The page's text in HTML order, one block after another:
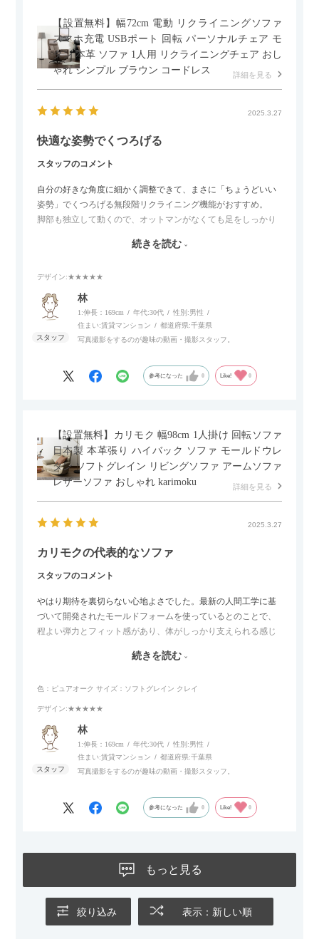
【設置無料】幅72cm 電動 リクライニングソファ
スマホ充電 USBポート 回転 パーソナルチェア モ
ダン 本革 ソファ 1人用 リクライニングチェア おし
ゃれ シンプル ブラウン コードレス
詳細を見る
2025.3.27
快適な姿勢でくつろげる
スタッフのコメント
自分の好きな角度に細かく調整できて、まさに「ちょうどいい
姿勢」でくつろげる無段階リクライニング機能がおすすめ。
脚部も独立して動くので、オットマンがなくても足をしっかり
スマホやタブレットを充電しながらリラックスできるのが嬉し
個人的にはコードレス＆充電式なので、コンセントの場所を気
にせず、好きな場所に置けるのが画期的に感じました。
続きを読む
デザイン:★★★★★
林
1:伸長：169cm 年代:30代 性別:男性
住まい:賃貸マンション 都道府県:千葉県
写真撮影をするのが趣味の動画・撮影スタッフ。
参考になった 0 Like! 0
【設置無料】カリモク 幅98cm 1人掛け 回転ソファ
日本製 本革張り ハイバック ソファ モールドウレ
タン ソフトグレイン リビングソファ アームソファ
レザーソファ おしゃれ karimoku
詳細を見る
2025.3.27
カリモクの代表的なソファ
スタッフのコメント
やはり期待を裏切らない心地よさでした。最新の人間工学に基
づいて開発されたモールドフォームを使っているとのことで、
程よい弾力とフィット感があり、体がしっかり支えられる感じ
リラックスタイムによさそうでした。回転タイプなので、個人
す。
続きを読む
色：ピュアオーク サイズ：ソフトグレイン クレイ
デザイン:★★★★★
林
1:伸長：169cm 年代:30代 性別:男性
住まい:賃貸マンション 都道府県:千葉県
写真撮影をするのが趣味の動画・撮影スタッフ。
参考になった 0 Like! 0
もっと見る
絞り込み 表示：新しい順